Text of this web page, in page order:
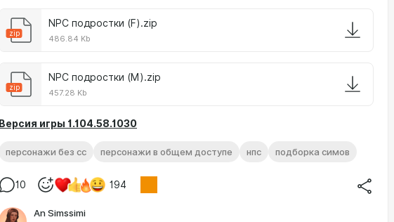
zip
NPC подростки (F).zip
486.84 Kb
zip
NPC подростки (M).zip
457.28 Kb
Версия игры 1.104.58.1030
персонажи без сс персонажи в общем доступе нпс подборка симов
10 194
An Simssimi